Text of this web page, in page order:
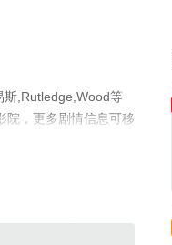
斯,Rutledge,Wood等
院，更多剧情信息可移